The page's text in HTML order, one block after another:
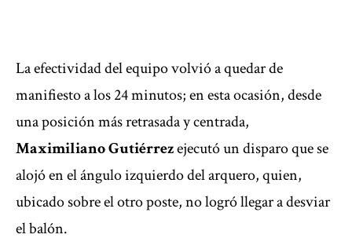
La efectividad del equipo volvió a quedar de
manifiesto a los 24 minutos; en esta ocasión, desde
una posición más retrasada y centrada,
Maximiliano Gutiérrezejecutó un disparo que se
alojó en el ángulo izquierdo del arquero, quien,
ubicado sobre el otro poste, no logró llegar a desviar
el balón.